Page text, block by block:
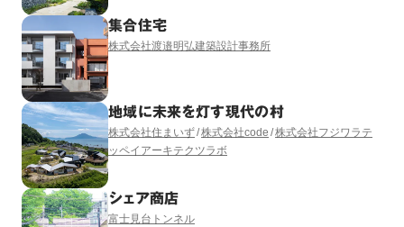
集合住宅
株式会社渡邉明弘建築設計事務所
地域に未来を灯す現代の村
株式会社住まいず 株式会社code 株式会社フジワラテ
ッペイアーキテクツラボ
シェア商店
富士見台トンネル